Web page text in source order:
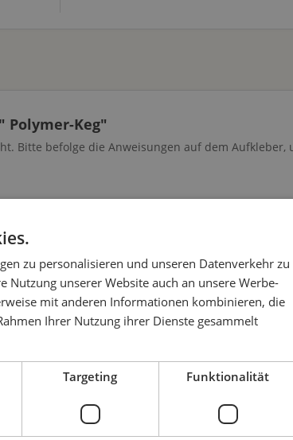
Polymer-Keg"
Bitte befolge die Anweisungen auf dem Aufkleber,
Polymer-Keg"
zu personalisieren und unseren Datenverkehr zu
unserer Website auch an unsere Werbe-
mit anderen Informationen kombinieren, die
Ihrer Nutzung ihrer Dienste gesammelt
Targeting Funktionalität